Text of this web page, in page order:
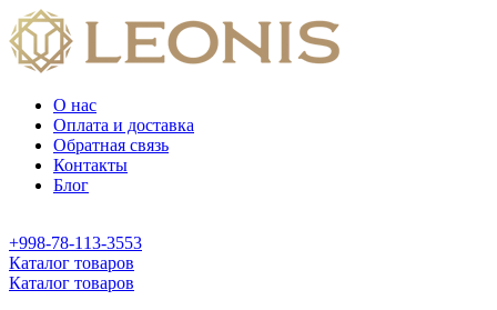
О нас
Оплата и доставка
Обратная связь
Контакты
Блог
+998-78-113-3553
Каталог товаров
Каталог товаров